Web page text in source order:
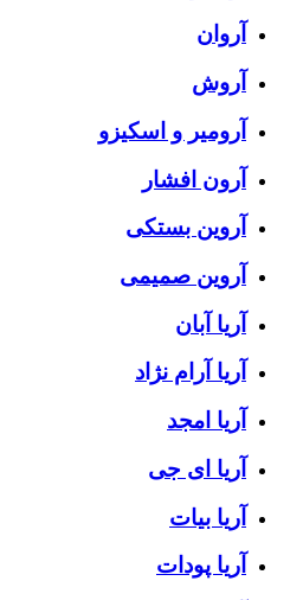
آروان
آروش
آرومیر و اسکیزو
آرون افشار
آروین بستکی
آروین صمیمی
آریا آبان
آریا آرام نژاد
آریا امجد
آریا ای جی
آریا بیات
آریا پودات